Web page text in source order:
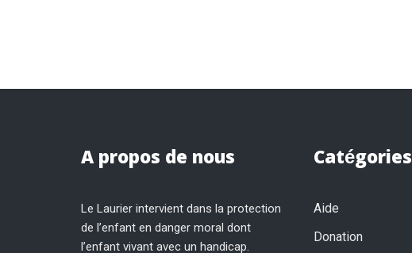
A propos de nous
Le Laurier intervient dans la protection
de l’enfant en danger moral dont
l’enfant vivant avec un handicap.
Catégories
Aide
Donation